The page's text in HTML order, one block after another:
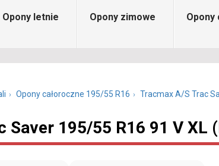
Opony letnie Opony zimowe Opony
Opony całoroczne 195/55 R16 Tracmax A/S Trac
Saver 195/55 R16 91 V XL